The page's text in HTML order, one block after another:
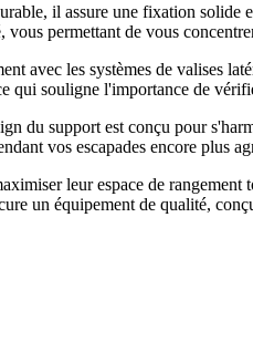
il assure une fixation solide
permettant de vous
avec les systèmes de valises
qui souligne l'importance de
du support est conçu pour
vos escapades encore plus
leur espace de
un équipement de qualité,